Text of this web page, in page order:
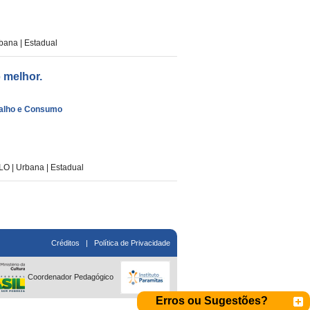
| Estadual
melhor.
e Consumo
| Urbana | Estadual
Créditos | Política de Privacidade
Coordenador Pedagógico
Erros ou Sugestões?